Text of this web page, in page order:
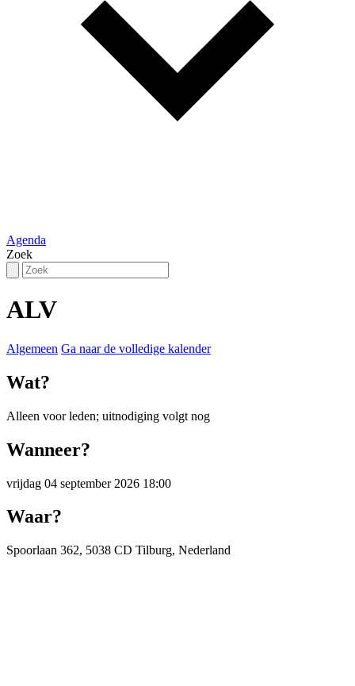
Agenda
Zoek
ALV
Algemeen Ga naar de volledige kalender
Wat?
Alleen voor leden; uitnodiging volgt nog
Wanneer?
vrijdag 04 september 2026 18:00
Waar?
Spoorlaan 362, 5038 CD Tilburg, Nederland